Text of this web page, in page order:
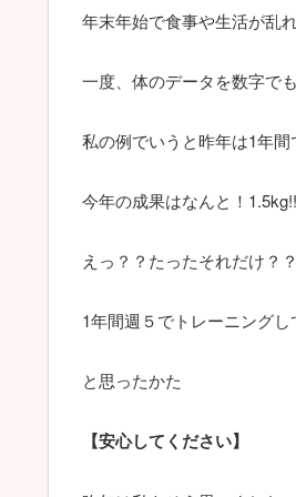
年末年始で食事や生活が乱
一度、体のデータを数字で
私の例でいうと昨年は1年間
今年の成果はなんと！1.5kg!!
えっ？？たったそれだけ？
1年間週５でトレーニング
と思ったかた
【安心してください】